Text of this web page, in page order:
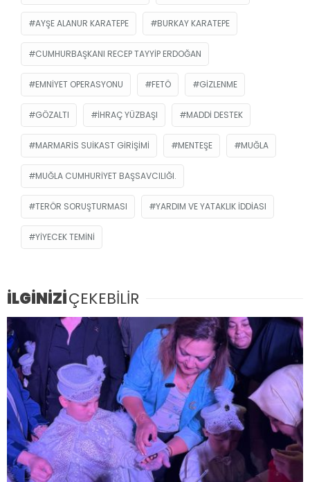
AYŞE ALANUR KARATEPE BURKAY KARATEPE
CUMHURBAŞKANI RECEP TAYYIP ERDOĞAN
EMNIYET OPERASYONU FETÖ GIZLENME
GÖZALTI IHRAÇ YÜZBAŞI MADDI DESTEK
MARMARIS SUIKAST GIRIŞIMI MENTEŞE MUĞLA
MUĞLA CUMHURIYET BAŞSAVCILIĞI.
TERÖR SORUŞTURMASI YARDIM VE YATAKLIK IDDIASI
YIYECEK TEMINI
İLGİNİZİÇEKEBİLİR